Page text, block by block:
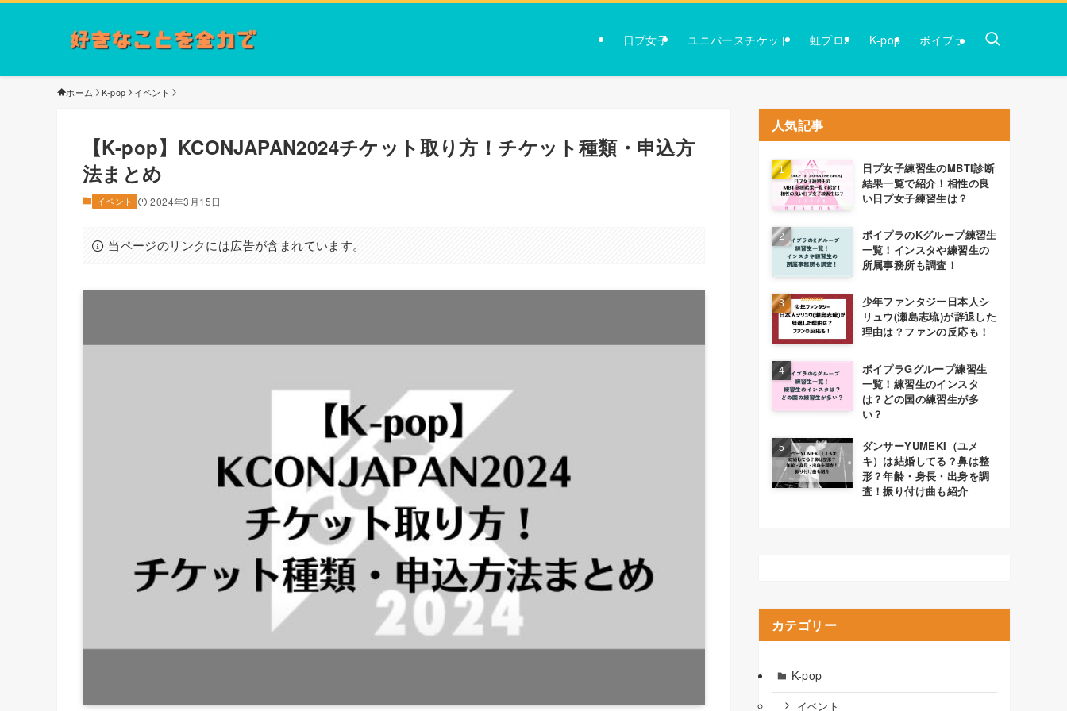
日プ女子 ユニバースチケット 虹プロ2 K-pop ボイプラ
ホーム K-pop イベント
【K-pop】KCONJAPAN2024チケット取り方！チケット種類・申込方
法まとめ
イベント 2024年3月15日
当ページのリンクには広告が含まれています。
人気記事
日プ女子練習生のMBTI診断
結果一覧で紹介！相性の良
い日プ女子練習生は？
ボイプラのKグループ練習生
一覧！インスタや練習生の
所属事務所も調査！
少年ファンタジー日本人シ
リュウ(瀬島志琉)が辞退した
理由は？ファンの反応も！
ボイプラGグループ練習生
一覧！練習生のインスタ
は？どの国の練習生が多
い？
ダンサーYUMEKI（ユメ
キ）は結婚してる？鼻は整
形？年齢・身長・出身を調
査！振り付け曲も紹介
カテゴリー
K-pop
イベント